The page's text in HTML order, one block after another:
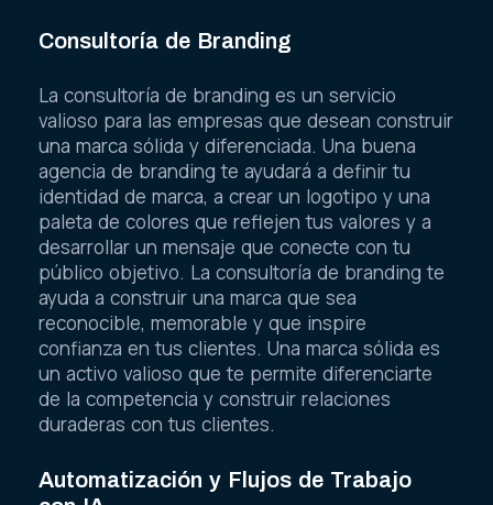
Consultoría de Branding
La consultoría de branding es un servicio
valioso para las empresas que desean construir
una marca sólida y diferenciada. Una buena
agencia de branding te ayudará a definir tu
identidad de marca, a crear un logotipo y una
paleta de colores que reflejen tus valores y a
desarrollar un mensaje que conecte con tu
público objetivo. La consultoría de branding te
ayuda a construir una marca que sea
reconocible, memorable y que inspire
confianza en tus clientes. Una marca sólida es
un activo valioso que te permite diferenciarte
de la competencia y construir relaciones
duraderas con tus clientes.
Automatización y Flujos de Trabajo